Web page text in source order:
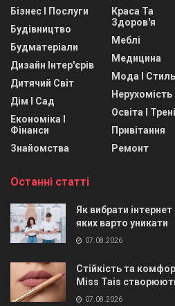
Бізнес І Послуги
Будівництво
Будматеріали
Дизайн Інтер'єрів
Дитячий Світ
Дім І Сад
Економіка І
Фінанси
Знайомства
Краса Та
Здоров'я
Меблі
Медицина
Мода І Стиль
Нерухомість
Освіта І
Привітання
Ремонт
Останні статті
Як вибрати
яких варто уникати
07.08.2026
Стійкість та
Miss Tais
07.08.2026